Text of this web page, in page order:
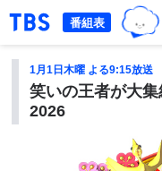
「TBSテレビ
番組表
1月1日木曜 よる9:15放送
笑いの王者が大
2026